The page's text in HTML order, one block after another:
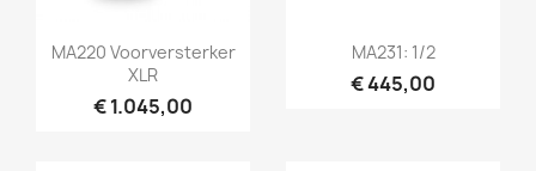
Snel bekijken
MA220 Voorversterker
XLR
€ 1.045,00
Snel bekijken
MA231: 1/2
€ 445,00